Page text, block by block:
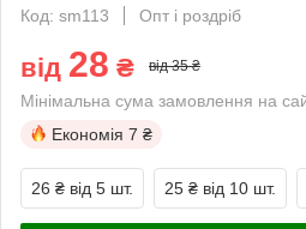
Код: sm113
Опт і роздріб
від 28 ₴ від 35 ₴
Мінімальна сума замовлення на
Економія 7 ₴
26 ₴ від 5 шт. 25 ₴ від 10 шт.